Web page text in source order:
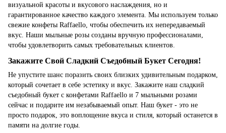
визуальной красоты и вкусового наслаждения, но и
гарантированное качество каждого элемента. Мы используем только
свежие конфеты Raffaello, чтобы обеспечить их непередаваемый
вкус. Наши мыльные розы созданы вручную профессионалами,
чтобы удовлетворить самых требовательных клиентов.
Закажите Свой Сладкий Съедобный Букет Сегодня!
Не упустите шанс поразить своих близких удивительным подарком,
который сочетает в себе эстетику и вкус. Закажите наш сладкий
съедобный букет с конфетами Raffaello и 7 мыльными розами
сейчас и подарите им незабываемый опыт. Наш букет - это не
просто подарок, это воплощение вкуса и стиля, который останется в
памяти на долгие годы.